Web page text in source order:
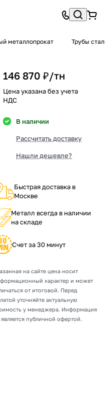
металлопрокат Трубы
146 870 ₽/тн
Цена указана без учета
НДС
В наличии
Рассчитать доставку
Нашли дешевле?
Быстрая доставка в
Москве
Металл всегда в наличии
на складе
Счет за 30 минут
на сайте цена носит
характер и может
от итоговой. Перед
уточняйте актуальную
у менеджера. Информация
публичной офертой.